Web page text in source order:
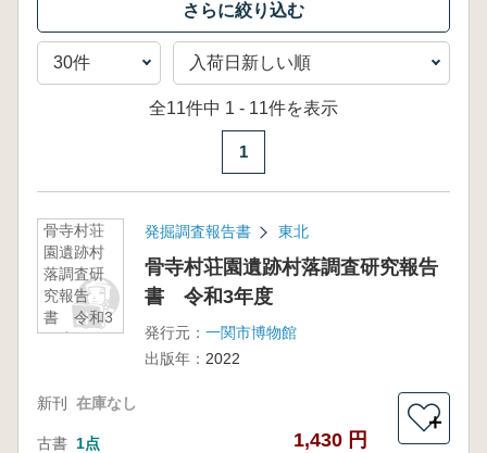
全11件中 1 - 11件を表示
1
骨寺村荘
園遺跡村
落調査研
究報告
書 令和3
年度
発掘調査報告書 東北
骨寺村荘園遺跡村落調査研究報告
書 令和3年度
発行元： 一関市博物館
出版年： 2022
新刊 在庫なし
古書 1点 1,430 円
＋